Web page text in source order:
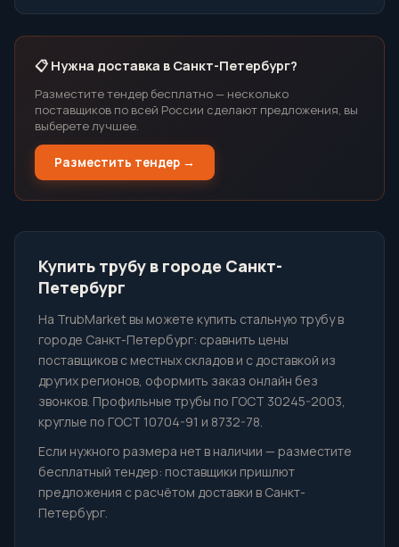
📋 Нужна доставка в Санкт-Петербург?
Разместите тендер бесплатно — несколько
поставщиков по всей России сделают предложения, вы
выберете лучшее.
Разместить тендер →
Купить трубу в городе Санкт-
Петербург
На TrubMarket вы можете купить стальную трубу в
городе Санкт-Петербург: сравнить цены
поставщиков с местных складов и с доставкой из
других регионов, оформить заказ онлайн без
звонков. Профильные трубы по ГОСТ 30245-2003,
круглые по ГОСТ 10704-91 и 8732-78.
Если нужного размера нет в наличии — разместите
бесплатный тендер: поставщики пришлют
предложения с расчётом доставки в Санкт-
Петербург.